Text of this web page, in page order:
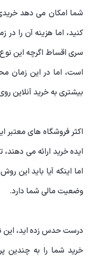
شما امکان می دهد
کنید، اما هزینه آن را
سری اقساط اگرچه این
است، اما در این زمان
بیشتری به خرید آنلاین
اکثر فروشگاه های معتبر
ایده خرید ارائه می دهند،
اما اینکه آیا باید این
وضعیت مالی شما دارد.
درست حدس زده اید، این
خرید شما را به چندین